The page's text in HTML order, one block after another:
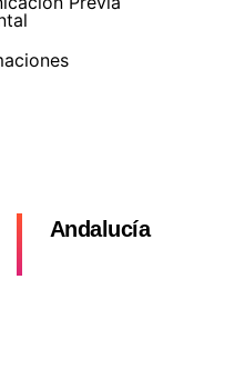
Andalucía